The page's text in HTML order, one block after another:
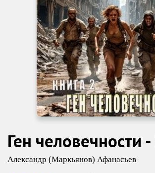
Ген человечности -
Александр (Маркьянов) Афанасьев